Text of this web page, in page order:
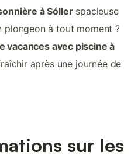
à Sóllerspacieuse
plongeon à tout moment ?
vacances avec piscine à
après une journée de
sur les